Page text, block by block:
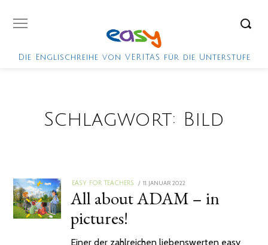
Die Englischreihe von VERITAS für die Unterstufe
Schlagwort: Bild
EASY FOR TEACHERS
POSTED
ON
11. JANUAR 2022
All about ADAM – in
pictures!
Einer der zahlreichen liebenswerten easy